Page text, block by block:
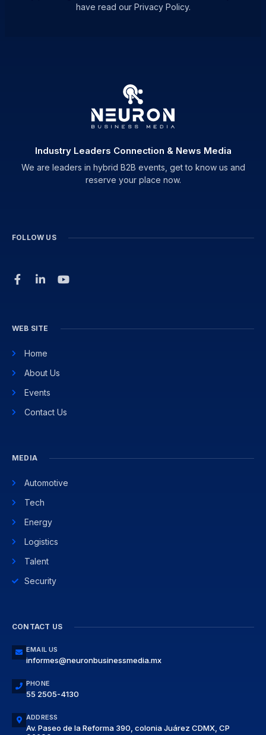
have read our Privacy Policy.
Industry Leaders Connection & News Media
We are leaders in hybrid B2B events, get to know us and
reserve your place now.
FOLLOW US
WEB SITE
Home
About Us
Events
Contact Us
MEDIA
Automotive
Tech
Energy
Logistics
Talent
Security
CONTACT US
EMAIL US
informes@neuronbusinessmedia.mx
PHONE
55 2505-4130
ADDRESS
Av. Paseo de la Reforma 390, colonia Juárez CDMX, CP